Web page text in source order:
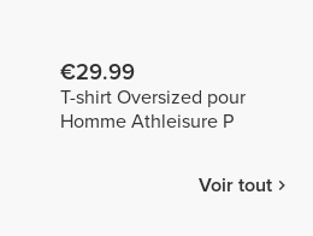
€29.99
T-shirt Oversized pour
Homme Athleisure P
Voir tout